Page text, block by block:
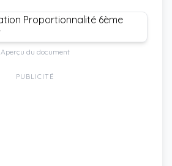
Aperçu du document
PUBLICITÉ